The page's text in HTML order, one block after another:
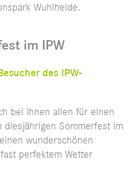
Wuhlheide.
im IPW
des IPW-
bei Ihnen allen für einen
diesjährigen Sommerfest im
wunderschönen
perfektem Wetter